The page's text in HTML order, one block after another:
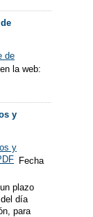
de
la web:
y
y
Fecha
plazo
día
para